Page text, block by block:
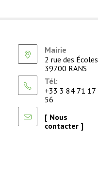
Mairie
2 rue des Écoles,
39700 RANS
Tél:
+33 3 84 71 17
56
[ Nous
contacter ]